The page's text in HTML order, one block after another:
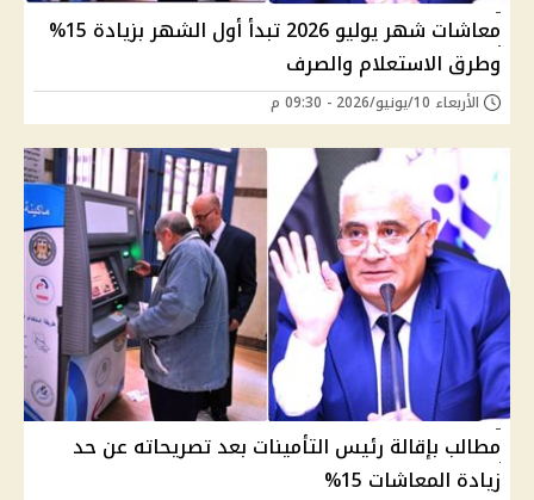
معاشات شهر يوليو 2026 تبدأ أول الشهر بزيادة 15%
وطرق الاستعلام والصرف
الأربعاء 10/يونيو/2026 - 09:30 م
مطالب بإقالة رئيس التأمينات بعد تصريحاته عن حد
زيادة المعاشات 15%